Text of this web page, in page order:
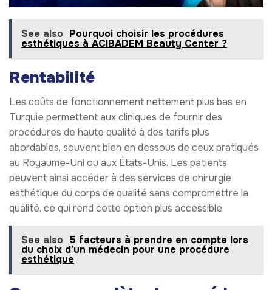
See also Pourquoi choisir les procédures
esthétiques à ACIBADEM Beauty Center ?
Rentabilité
Les coûts de fonctionnement nettement plus bas en
Turquie permettent aux cliniques de fournir des
procédures de haute qualité à des tarifs plus
abordables, souvent bien en dessous de ceux pratiqués
au Royaume-Uni ou aux États-Unis. Les patients
peuvent ainsi accéder à des services de chirurgie
esthétique du corps de qualité sans compromettre la
qualité, ce qui rend cette option plus accessible.
See also 5 facteurs à prendre en compte lors
du choix d’un médecin pour une procédure
esthétique